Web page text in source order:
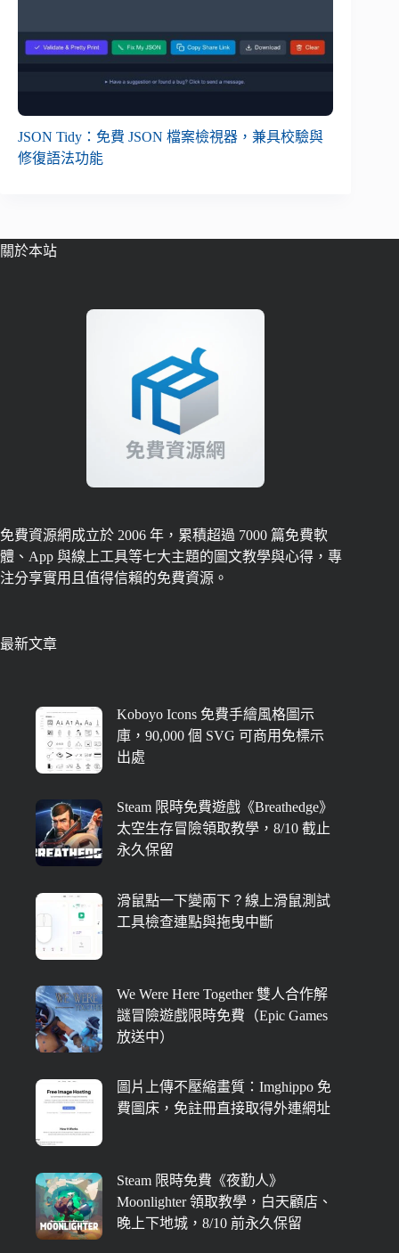
JSON Tidy：免費 JSON 檔案檢視器，兼具校驗與
修復語法功能
關於本站
免費資源網成立於 2006 年，累積超過 7000 篇免費軟
體、App 與線上工具等七大主題的圖文教學與心得，專
注分享實用且值得信賴的免費資源。
最新文章
Koboyo Icons 免費手繪風格圖示
庫，90,000 個 SVG 可商用免標示
出處
Steam 限時免費遊戲《Breathedge》
太空生存冒險領取教學，8/10 截止
永久保留
滑鼠點一下變兩下？線上滑鼠測試
工具檢查連點與拖曳中斷
We Were Here Together 雙人合作解
謎冒險遊戲限時免費（Epic Games
放送中）
圖片上傳不壓縮畫質：Imghippo 免
費圖床，免註冊直接取得外連網址
Steam 限時免費《夜勤人》
Moonlighter 領取教學，白天顧店、
晚上下地城，8/10 前永久保留